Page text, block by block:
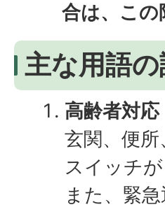
合は、こ
主な用語の
高齢者対応
玄関、便
スイッチ
また、緊